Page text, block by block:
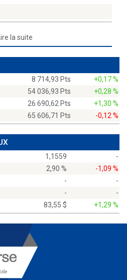
Lire la suite
8 714,93 Pts
+0,17 %
54 036,93 Pts
+0,28 %
26 690,62 Pts
+1,30 %
65 606,71 Pts -0,12 %
1,1559
-
2,90 %
-1,09 %
-
-
-
-
83,55 $ +1,29 %